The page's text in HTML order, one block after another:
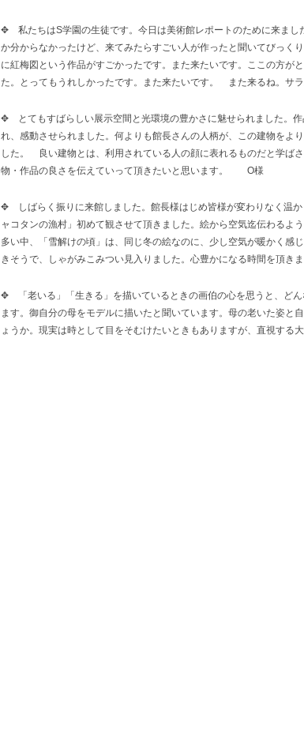
✥ 私たちはS学園の生徒です。今日は美術館レポートのために来まし
か分からなかったけど、来てみたらすごい人が作ったと聞いてびっく
に紅梅図という作品がすごかったです。また来たいです。ここの方が
た。とってもうれしかったです。また来たいです。 また来るね。
✥ とてもすばらしい展示空間と光環境の豊かさに魅せられました。
れ、感動させられました。何よりも館長さんの人柄が、この建物をよ
した。 良い建物とは、利用されている人の顔に表れるものだと学ば
物・作品の良さを伝えていって頂きたいと思います。 O様
✥ しばらく振りに来館しました。館長様はじめ皆様が変わりなく温
ャコタンの漁村」初めて観させて頂きました。絵から空気迄伝わるよ
多い中、「雪解けの頃」は、同じ冬の絵なのに、少し空気が暖かく感
きそうで、しゃがみこみつい見入りました。心豊かになる時間を頂
✥ 「老いる」「生きる」を描いているときの画伯の心を思うと、ど
ます。御自分の母をモデルに描いたと聞いています。母の老いた姿と
ょうか。現実は時として目をそむけたいときもありますが、直視す